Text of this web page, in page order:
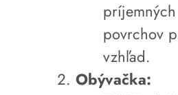
povrchov
vzhľad.
Obývačka: